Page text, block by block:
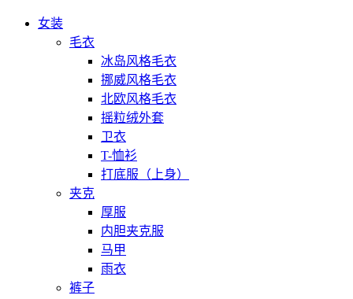
女装
毛衣
冰岛风格毛衣
挪威风格毛衣
北欧风格毛衣
摇粒绒外套
卫衣
T-恤衫
打底服（上身）
夹克
厚服
内胆夹克服
马甲
雨衣
裤子